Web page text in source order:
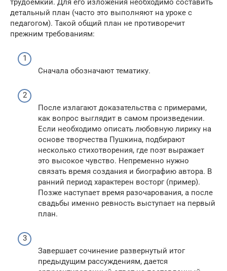
трудоемкий. Для его изложения необходимо составить
детальный план (часто это выполняют на уроке с
педагогом). Такой общий план не противоречит
прежним требованиям:
Сначала обозначают тематику.
После излагают доказательства с примерами,
как вопрос выглядит в самом произведении.
Если необходимо описать любовную лирику на
основе творчества Пушкина, подбирают
несколько стихотворения, где поэт выражает
это высокое чувство. Непременно нужно
связать время создания и биографию автора. В
ранний период характерен восторг (пример).
Позже наступает время разочарования, а после
свадьбы именно ревность выступает на первый
план.
Завершает сочинение развернутый итог
предыдущим рассуждениям, дается